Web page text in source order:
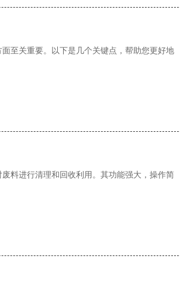
至关重要。以下是几个关键点，帮助您更好地
料进行清理和回收利用。其功能强大，操作简